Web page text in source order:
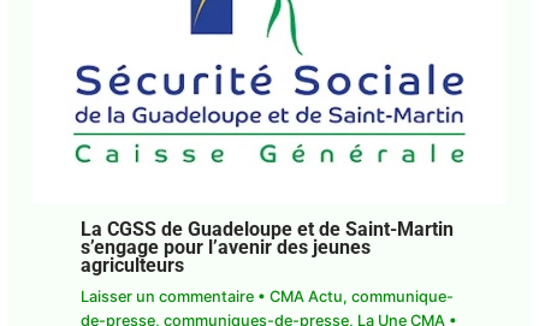
agriculteurs
Laisser un commentaire CMA Actu
communique-de-presse
communiques-de-
presse
• Par CCN PROPRIÉTAIRE•9